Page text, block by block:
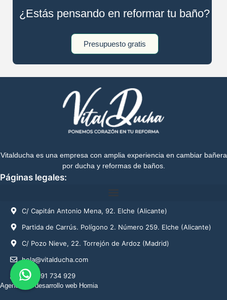
¿Estás pensando en reformar tu baño?
Presupuesto gratis
Vitalducha es una empresa con amplia experiencia en cambiar bañera
por ducha y reformas de baños.
Páginas legales:
C/ Capitán Antonio Mena, 92. Elche (Alicante)
Partida de Carrús. Polígono 2. Número 259. Elche (Alicante)
C/ Pozo Nieve, 22. Torrejón de Ardoz (Madrid)
hola@vitalducha.com
+34 691 734 929
Agencia de desarrollo web Homia